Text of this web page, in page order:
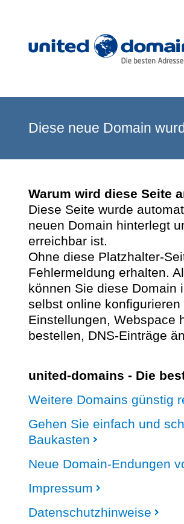
Diese neue Domain
Warum wird diese Seite
Diese Seite wurde
neuen Domain hinterlegt
erreichbar ist.
Ohne diese Platzhalter-
Fehlermeldung erhalten.
können Sie diese Domain
selbst online
Einstellungen, Webspace
bestellen, DNS-Einträge
united-domains - Die
Weitere Domains günstig
Gehen Sie einfach und
Baukasten
Neue Domain-Endungen
Impressum
Datenschutzhinweise